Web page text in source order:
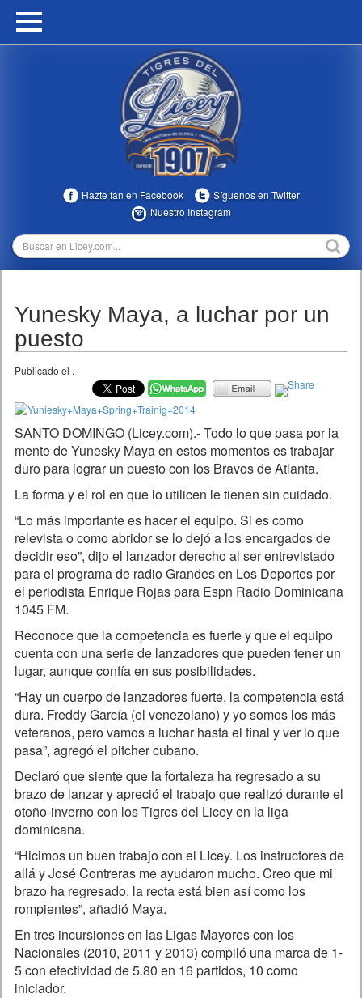
HOME
MULTIMEDIA
TEMPORADAS
Hazte fan en Facebook
Síguenos en Twitter
Nuestro Instagram
Yunesky Maya, a luchar por un
puesto
Publicado el .
SANTO DOMINGO (Licey.com).- Todo lo que pasa por la
mente de Yunesky Maya en estos momentos es trabajar
duro para lograr un puesto con los Bravos de Atlanta.
La forma y el rol en que lo utilicen le tienen sin cuidado.
“Lo más importante es hacer el equipo. Si es como
relevista o como abridor se lo dejó a los encargados de
decidir eso”, dijo el lanzador derecho al ser entrevistado
para el programa de radio Grandes en Los Deportes por
el periodista Enrique Rojas para Espn Radio Dominicana
1045 FM.
Reconoce que la competencia es fuerte y que el equipo
cuenta con una serie de lanzadores que pueden tener un
lugar, aunque confía en sus posibilidades.
“Hay un cuerpo de lanzadores fuerte, la competencia está
dura. Freddy García (el venezolano) y yo somos los más
veteranos, pero vamos a luchar hasta el final y ver lo que
pasa”, agregó el pitcher cubano.
Declaró que siente que la fortaleza ha regresado a su
brazo de lanzar y apreció el trabajo que realizó durante el
otoño-inverno con los Tigres del Licey en la liga
dominicana.
“Hicimos un buen trabajo con el LIcey. Los instructores de
allá y José Contreras me ayudaron mucho. Creo que mi
brazo ha regresado, la recta está bien así como los
rompientes”, añadió Maya.
En tres incursiones en las Ligas Mayores con los
Nacionales (2010, 2011 y 2013) compiló una marca de 1-
5 con efectividad de 5.80 en 16 partidos, 10 como
iniciador.